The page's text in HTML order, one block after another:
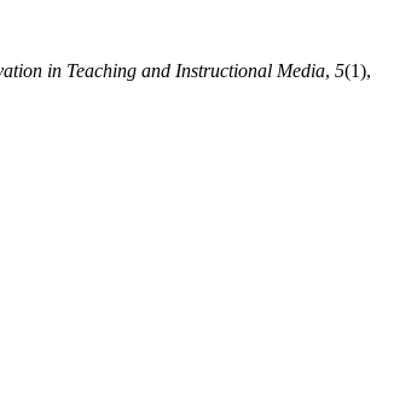
in Teaching and Instructional Media, 5(1),